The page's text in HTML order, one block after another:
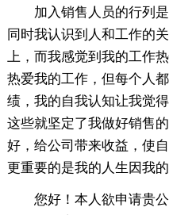
加入销售人员的行列
同时我认识到人和工作的
上，而我感觉到我的工作
热爱我的工作，但每个人
绩，我的自我认知让我觉
这些就坚定了我做好销售
好，给公司带来收益，使
更重要的是我的人生因我的
您好！本人欲申请贵